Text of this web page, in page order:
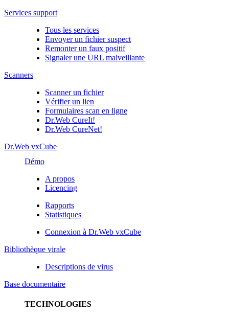
Services support
Tous les services
Envoyer un fichier suspect
Remonter un faux positif
Signaler une URL malveillante
Scanners
Scanner un fichier
Vérifier un lien
Formulaires scan en ligne
Dr.Web CureIt!
Dr.Web CureNet!
Dr.Web vxCube
Démo
A propos
Licencing
Rapports
Statistiques
Connexion à Dr.Web vxCube
Bibliothèque virale
Descriptions de virus
Base documentaire
TECHNOLOGIES